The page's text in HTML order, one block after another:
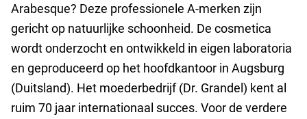
Arabesque? Deze professionele A-merken zijn
gericht op natuurlijke schoonheid. De cosmetica
wordt onderzocht en ontwikkeld in eigen laboratoria
en geproduceerd op het hoofdkantoor in Augsburg
(Duitsland). Het moederbedrijf (Dr. Grandel) kent al
ruim 70 jaar internationaal succes. Voor de verdere